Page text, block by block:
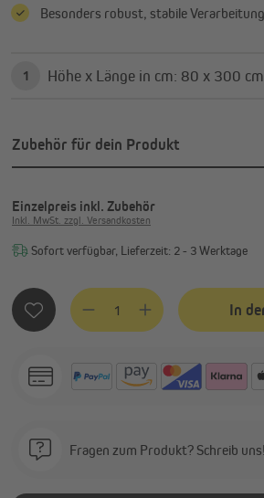
Besonders robust, stabile Verarbeitung
1 Höhe x Länge in cm: 80 x 300 cm
Zubehör für dein Produkt
Einzelpreis inkl. Zubehör
Inkl. MwSt. zzgl. Versandkosten
Sofort verfügbar, Lieferzeit: 2 - 3 Werktage
Produkt Anzahl: Gib den
In
Fragen zum Produkt? Schreib uns!